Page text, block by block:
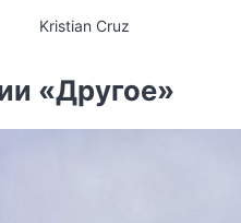
Kristian Cruz
«Другое»